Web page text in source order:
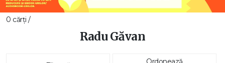
0 cărți /
Radu Găvan